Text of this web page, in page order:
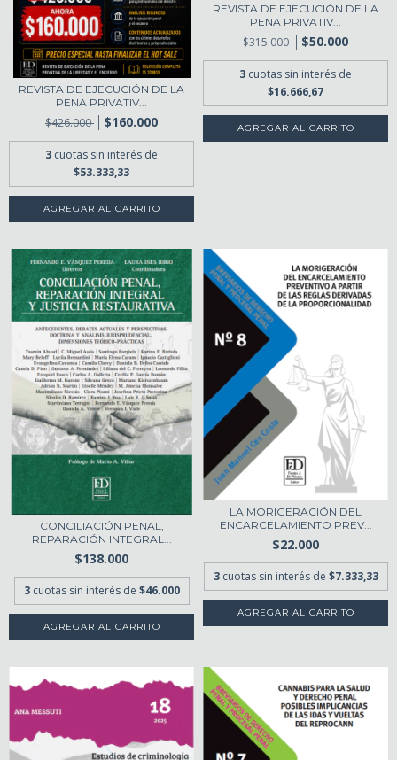
REVISTA DE EJECUCIÓN DE LA
PENA PRIVATIV...
$426.000 $160.000
3 cuotas sin interés de
$53.333,33
REVISTA DE EJECUCIÓN DE LA
PENA PRIVATIV...
$315.000 $50.000
3 cuotas sin interés de
$16.666,67
CONCILIACIÓN PENAL,
REPARACIÓN INTEGRAL...
$138.000
3 cuotas sin interés de $46.000
LA MORIGERACIÓN DEL
ENCARCELAMIENTO PREV...
$22.000
3 cuotas sin interés de $7.333,33